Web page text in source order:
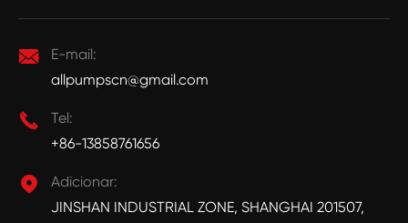

E-mail:
allpumpscn@gmail.com

Tel:
+86-13858761656

Adicionar:
JINSHAN INDUSTRIAL ZONE, SHANGHAI 201507,